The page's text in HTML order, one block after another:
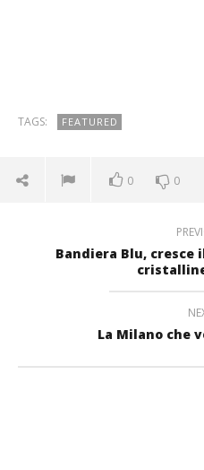
TAGS: FEATURED
0 0
Bandiera Blu, cresce
La Milano che